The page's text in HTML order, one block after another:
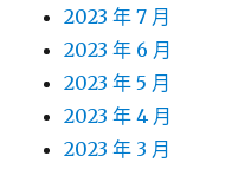
2023 年 7 月
2023 年 6 月
2023 年 5 月
2023 年 4 月
2023 年 3 月